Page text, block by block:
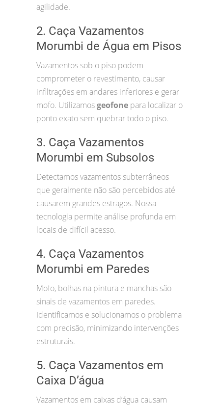
agilidade.
2. Caça Vazamentos
Morumbi de Água em Pisos
Vazamentos sob o piso podem
comprometer o revestimento, causar
infiltrações em andares inferiores e gerar
mofo. Utilizamosgeofone para localizar o
ponto exato sem quebrar todo o piso.
3. Caça Vazamentos
Morumbi em Subsolos
Detectamos vazamentos subterrâneos
que geralmente não são percebidos até
causarem grandes estragos. Nossa
tecnologia permite análise profunda em
locais de difícil acesso.
4. Caça Vazamentos
Morumbi em Paredes
Mofo, bolhas na pintura e manchas são
sinais de vazamentos em paredes.
Identificamos e solucionamos o problema
com precisão, minimizando intervenções
estruturais.
5. Caça Vazamentos em
Caixa D’água
Vazamentos em caixas d’água causam